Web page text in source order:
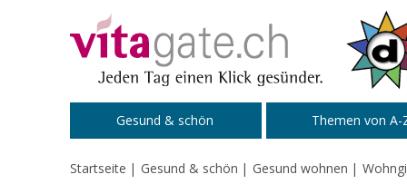
Gesund & schön Themen von A-
Startseite Gesund & schön Gesund wohnen